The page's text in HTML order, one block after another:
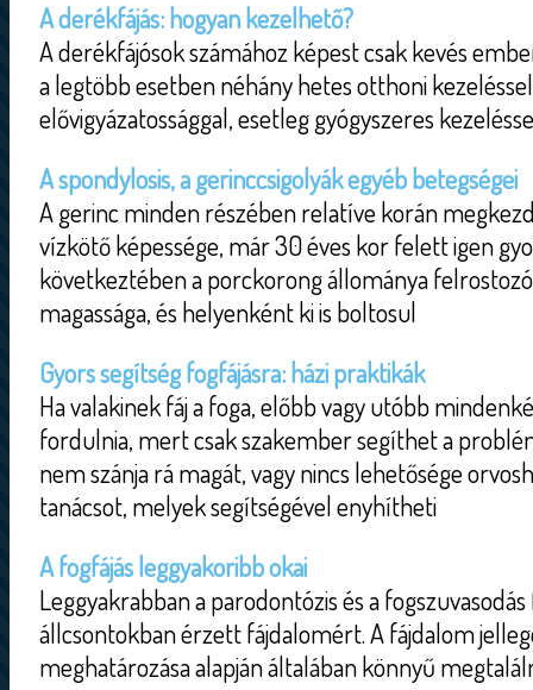
A derékfájás: hogyan kezelhető?
A derékfájósok számához képest csak kevés
a legtöbb esetben néhány hetes otthoni
elővigyázatossággal, esetleg gyógyszeres
A spondylosis, a gerinccsigolyák egyéb betegségei
A gerinc minden részében relatíve korán
vízkötő képessége, már 30 éves kor felett igen
következtében a porckorong állománya
magassága, és helyenként ki is boltosul
Gyors segítség fogfájásra: házi praktikák
Ha valakinek fáj a foga, előbb vagy utóbb
fordulnia, mert csak szakember segíthet a
nem szánja rá magát, vagy nincs lehetősége
tanácsot, melyek segítségével enyhítheti
A fogfájás leggyakoribb okai
Leggyakrabban a parodontózis és a
állcsontokban érzett fájdalomért. A fájdalom
meghatározása alapján általában könnyű